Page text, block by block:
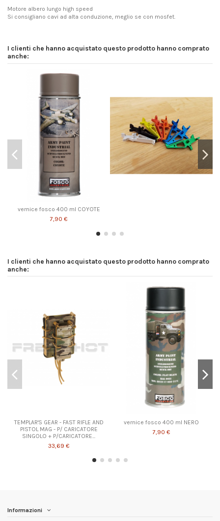
Motore albero lungo high speed
Si consigliano cavi ad alta conduzione, meglio se con mosfet.
I clienti che hanno acquistato questo prodotto hanno comprato
anche:
vernice fosco 400 ml COYOTE
7,90 €
I clienti che hanno acquistato questo prodotto hanno comprato
anche:
TEMPLAR'S GEAR - FAST RIFLE AND
PISTOL MAG - P/ CARICATORE
SINGOLO + P/CARICATORE...
33,69 €
vernice fosco 400 ml NERO
7,90 €
Informazioni